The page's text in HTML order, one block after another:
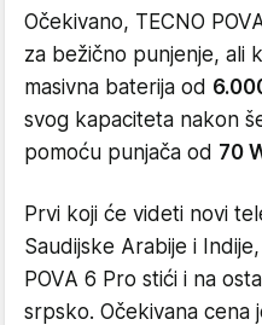
Očekivano, TECNO
za bežično punjenje, ali
masivna baterija od
svog kapaciteta nakon
pomoću punjača od 70
Prvi koji će videti novi
Saudijske Arabije i
POVA 6 Pro stići i na
srpsko. Očekivana cena